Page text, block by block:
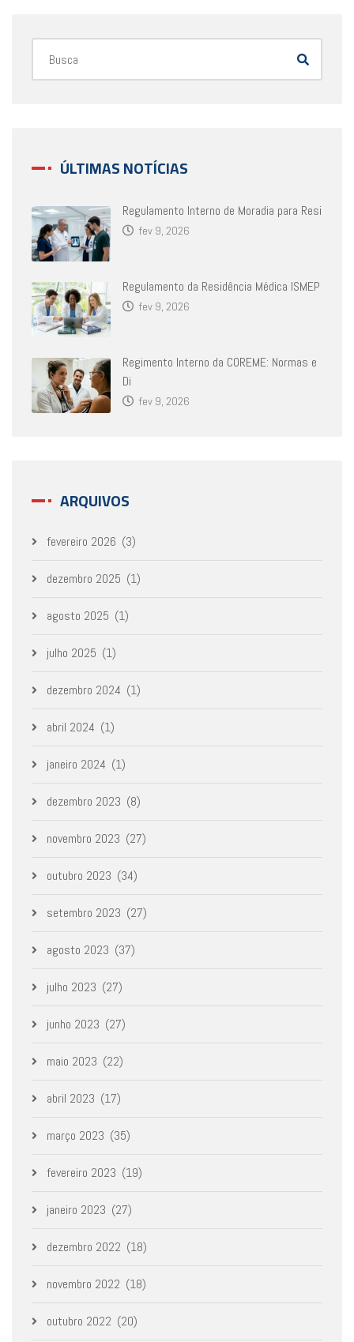
ÚLTIMAS NOTÍCIAS
Regulamento Interno de Moradia para Resi
fev 9, 2026
Regulamento da Residência Médica ISMEP
fev 9, 2026
Regimento Interno da COREME: Normas e
Di
fev 9, 2026
ARQUIVOS
fevereiro 2026 (3)
dezembro 2025 (1)
agosto 2025 (1)
julho 2025 (1)
dezembro 2024 (1)
abril 2024 (1)
janeiro 2024 (1)
dezembro 2023 (8)
novembro 2023 (27)
outubro 2023 (34)
setembro 2023 (27)
agosto 2023 (37)
julho 2023 (27)
junho 2023 (27)
maio 2023 (22)
abril 2023 (17)
março 2023 (35)
fevereiro 2023 (19)
janeiro 2023 (27)
dezembro 2022 (18)
novembro 2022 (18)
outubro 2022 (20)